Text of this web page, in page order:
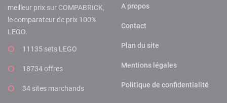
meilleur prix sur COMPABRICK,
le comparateur de prix 100%
LEGO.
11135 sets LEGO
18734 offres
34 sites marchands
A propos
Contact
Plan du site
Mentions légales
Politique de confidentialité